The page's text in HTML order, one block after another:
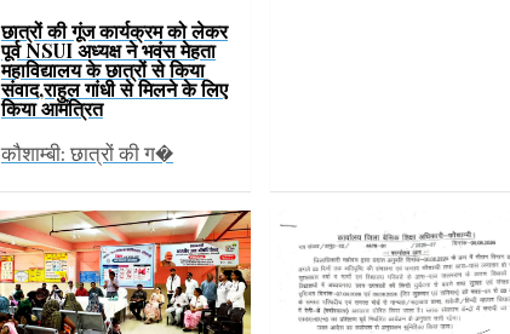
छात्रों की गूंज कार्यक्रम को लेकर
पूर्व NSUI अध्यक्ष ने भवंस मेहता
महाविद्यालय के छात्रों से किया
संवाद,राहुल गांधी से मिलने के लिए
किया आमंत्रित
कौशाम्बी: छात्रों की ग�